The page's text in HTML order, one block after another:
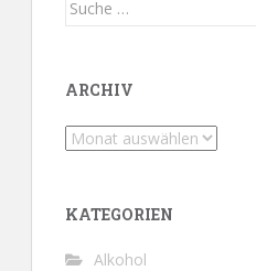
ARCHIV
Archiv
KATEGORIEN
Alkohol